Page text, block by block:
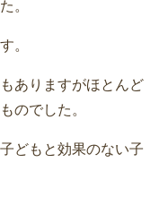
。
。
ありますがほとんど
のでした。
どもと効果のない子